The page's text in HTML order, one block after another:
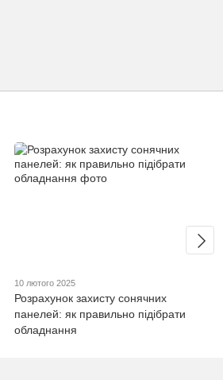
10 лютого 2025
Розрахунок захисту сонячних
панелей: як правильно підібрати
обладнання